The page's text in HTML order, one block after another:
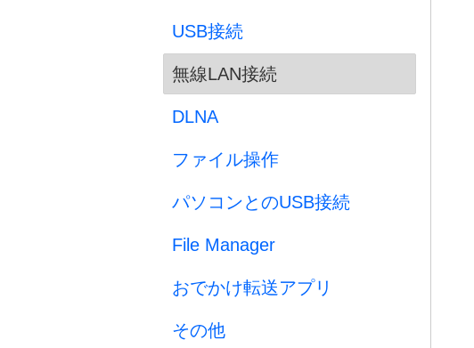
USB接続
無線LAN接続
DLNA
ファイル操作
パソコンとのUSB接続
File Manager
おでかけ転送アプリ
その他